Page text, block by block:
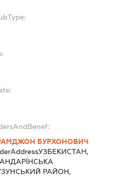
БУРХОНОВИЧ
УЗБЕКИСТАН,
РАЙОН,